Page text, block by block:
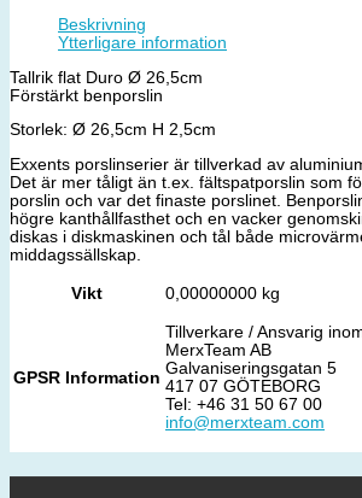
Beskrivning
Ytterligare information
Tallrik flat Duro Ø 26,5cm
Förstärkt benporslin
Storlek: Ø 26,5cm H 2,5cm
Exxents porslinserier är tillverkad av
Det är mer tåligt än t.ex. fältspatporslin som
porslin och var det finaste porslinet.
högre kanthållfasthet och en vacker
diskas i diskmaskinen och tål både
middagssällskap.
Vikt 0,00000000 kg
GPSR Information
Tillverkare / Ansvarig
MerxTeam AB
Galvaniseringsgatan 5
417 07 GÖTEBORG
Tel: +46 31 50 67 00
info@merxteam.com